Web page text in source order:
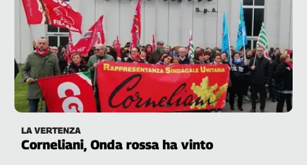
Cerca
Contatti
La
LA VERTENZA
Corneliani, Onda rossa ha vinto